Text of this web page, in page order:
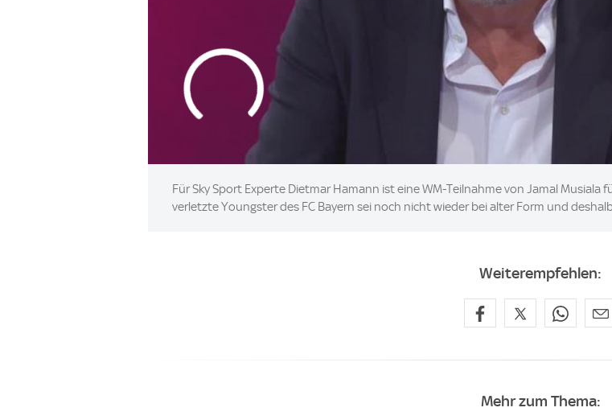
Für Sky Sport Experte Dietmar Hamann ist eine WM-Teilnahme von Jamal
verletzte Youngster des FC Bayern sei noch nicht wieder bei alter Form und
Weiterempfehlen:
Mehr zum Thema: